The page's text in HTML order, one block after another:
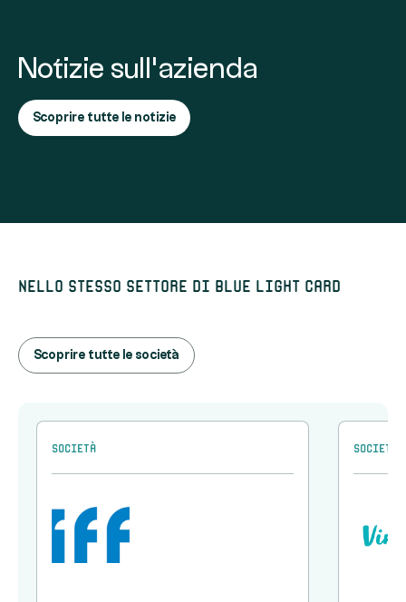
Notizie sull'azienda
Scoprire tutte le notizie
Nello stesso settore di Blue Light Card
Scoprire tutte le società
Società Società